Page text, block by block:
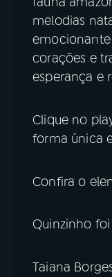
TikTok
melodias
corações e
esperança e
Clique no
forma única
Confira o
Quinzinho
Taiana